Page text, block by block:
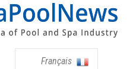
Français